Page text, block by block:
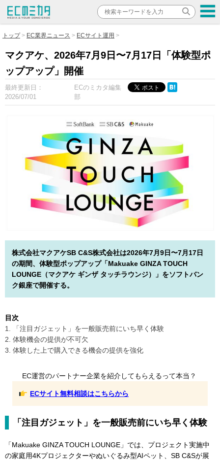
トップ EC業界ニュース ECサイト運用
マクアケ、2026年7月9日〜7月17日「体験型ポ
ップアップ」開催
最終更新日：
2026/07/01
ECのミカタ編集
部
株式会社マクアケSB C&S株式会社は2026年7月9日〜7月17日
の期間、体験型ポップアップ「Makuake GINZA TOUCH
LOUNGE（マクアケ ギンザ タッチラウンジ）」をソフトバン
ク銀座で開催する。
目次
1. 「注目ガジェット」を一般販売前にいち早く体験
2. 体験機会の提供が不可欠
3. 体験した上で購入できる機会の提供を強化
EC運営のパートナー企業を紹介してもらえるって本当？
ECサイト無料相談はこちらから
「注目ガジェット」を一般販売前にいち早く体験
「Makuake GINZA TOUCH LOUNGE」では、プロジェクト実施中
の家庭用4Kプロジェクターやぬいぐるみ型AIペット、SB C&Sが展